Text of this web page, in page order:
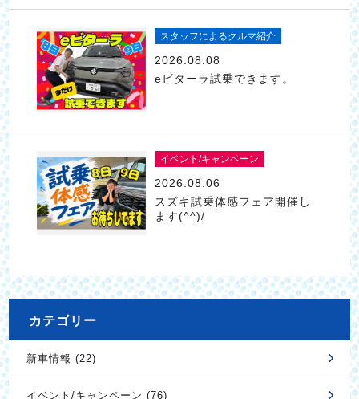
スタッフによるクルマ紹介
2026.08.08
eビターラ試乗できます。
イベント/キャンペーン
2026.08.06
スズキ試乗体感フェア開催し
ます(^^)/
カテゴリー
新車情報 (22)
イベント/キャンペーン (76)